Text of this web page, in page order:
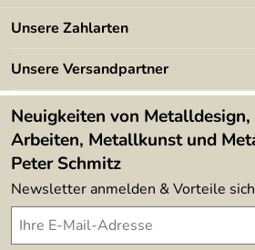
Kundeninformationen
Newsletter
Lieferbedingungen
Angebote
Kundenbewertungen (394)
4,9/5
Unsere Zahlarten
Unsere Versandpartner
Neuigkeiten von
Arbeiten, Metallkunst und
Peter Schmitz
Newsletter anmelden & Vorteile